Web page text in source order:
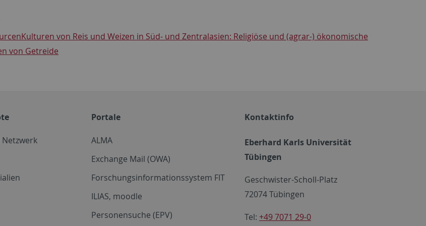
von Reis und Weizen in Süd- und Zentralasien: Religiöse und (agrar-) ökonomische
von Getreide
Portale
ALMA
Exchange Mail (OWA)
Forschungsinformationssystem FIT
ILIAS, moodle
Personensuche (EPV)
Kontaktinfo
Eberhard Karls Universität
Tübingen
Geschwister-Scholl-Platz
72074 Tübingen
Tel: +49 7071 29-0